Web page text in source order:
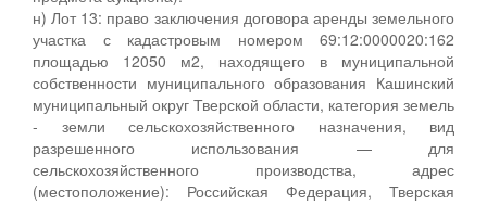
н) Лот 13: право заключения договора аренды земельного
участка с кадастровым номером 69:12:0000020:162
площадью 12050 м2, находящего в муниципальной
собственности муниципального образования Кашинский
муниципальный округ Тверской области, категория земель
- земли сельскохозяйственного назначения, вид
разрешенного использования — для
сельскохозяйственного производства, адрес
(местоположение): Российская Федерация, Тверская